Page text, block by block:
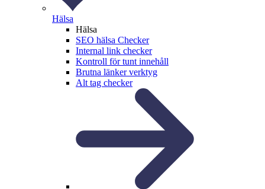
Hälsa
Hälsa
SEO hälsa Checker
Internal link checker
Kontroll för tunt innehåll
Brutna länker verktyg
Alt tag checker